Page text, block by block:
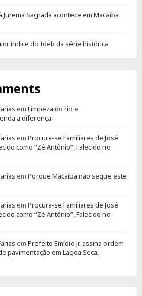
Sagrada acontece em Macaíba
índice do Ideb da série histórica
em Limpeza do rio e
a diferença
em Procura-se Familiares de José
como “Zé Antônio”, Falecido no
em Porque Macaíba não segue este
em Procura-se Familiares de José
como “Zé Antônio”, Falecido no
em Prefeito Emídio Jr. assina ordem
pavimentação em Lagoa Seca,